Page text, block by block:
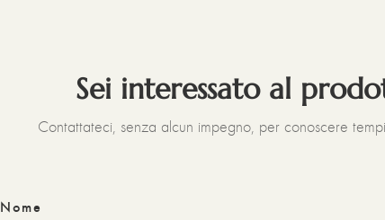
Sei interessato al
Contattateci, senza alcun impegno, per conoscere
Nome